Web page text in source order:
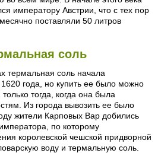
императору Австрии, что с тех пор
поставляли 50 литров
соль
термальная соль начала
года, но купить ее было можно
тогда, когда она была
Из города вывозить ее было
жители Карповых Вар добились
по которому
королевской чешской придворной
воду и термальную соль.